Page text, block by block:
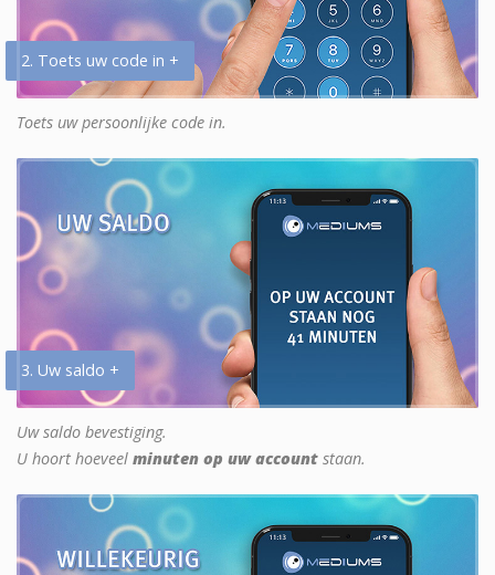
2. Toets uw code in +
Toets uw persoonlijke code in.
3. Uw saldo +
Uw saldo bevestiging.
U hoort hoeveel minuten op uw account staan.